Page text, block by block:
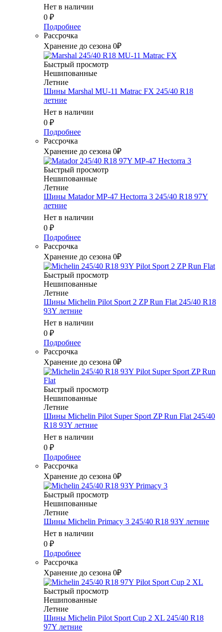
Нет в наличии
0 ₽
Подробнее
Рассрочка
Хранение до сезона 0₽
Быстрый просмотр
Нешипованные
Летние
Шины Marshal MU-11 Matrac FX 245/40 R18
летние
Нет в наличии
0 ₽
Подробнее
Рассрочка
Хранение до сезона 0₽
Быстрый просмотр
Нешипованные
Летние
Шины Matador MP-47 Hectorra 3 245/40 R18 97Y
летние
Нет в наличии
0 ₽
Подробнее
Рассрочка
Хранение до сезона 0₽
Быстрый просмотр
Нешипованные
Летние
Шины Michelin Pilot Sport 2 ZP Run Flat 245/40 R18
93Y летние
Нет в наличии
0 ₽
Подробнее
Рассрочка
Хранение до сезона 0₽
Быстрый просмотр
Нешипованные
Летние
Шины Michelin Pilot Super Sport ZP Run Flat 245/40
R18 93Y летние
Нет в наличии
0 ₽
Подробнее
Рассрочка
Хранение до сезона 0₽
Быстрый просмотр
Нешипованные
Летние
Шины Michelin Primacy 3 245/40 R18 93Y летние
Нет в наличии
0 ₽
Подробнее
Рассрочка
Хранение до сезона 0₽
Быстрый просмотр
Нешипованные
Летние
Шины Michelin Pilot Sport Cup 2 XL 245/40 R18
97Y летние